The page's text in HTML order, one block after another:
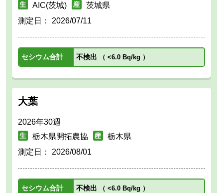
AIC(茨城)
茨城県
測定日： 2026/07/11
セシウム合計 不検出 （ <6.0 Bq/kg ）
大葉
2026年30週
栃木県開拓農協
栃木県
測定日： 2026/08/01
セシウム合計 不検出 （ <6.0 Bq/kg ）